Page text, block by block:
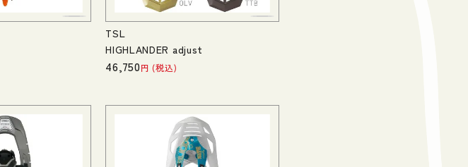
TSL
HIGHLANDER adjust
46,750 税込